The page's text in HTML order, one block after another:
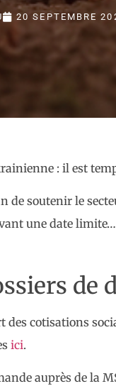
20 SEPTEMBRE
de soutenir le
une date
de
des cotisations
ici.
auprès de la